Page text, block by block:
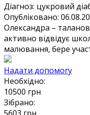
Діагноз: цукровий
Опубліковано:
Олександра –
активно відвідує
малювання, бере
Надати допомогу
Необхідно:
10500 грн
Зібрано: